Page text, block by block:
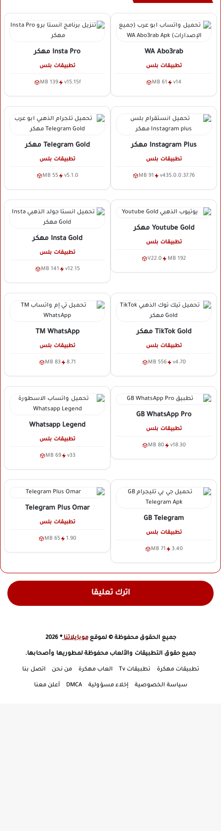
WA Abo3rab
تطبيقات بلس
v14
61 MB
Insta Pro مهكر
تطبيقات بلس
v15.15f
139 MB
Instagram Plus مهكر
تطبيقات بلس
v435.0.0.37.76
91 MB
Telegram Gold مهكر
تطبيقات بلس
v5.1.0
55 MB
Youtube Gold مهكر
تطبيقات بلس
192 MB
V22.0
Insta Gold مهكر
تطبيقات بلس
v12.15
141 MB
TikTok Gold مهكر
تطبيقات بلس
v4.70
556 MB
TM WhatsApp
تطبيقات بلس
8.71
83 MB
GB WhatsApp Pro
تطبيقات بلس
v18.30
80 MB
Whatsapp Legend
تطبيقات بلس
v33
69 MB
GB Telegram
تطبيقات بلس
3.40
71 MB
Telegram Plus Omar
تطبيقات بلس
1.90
65 MB
اترك تعليقا
جميع الحقوق محفوظة © لموقعموبايلاتنا® 2026
جميع حقوق التطبيقات والألعاب محفوظة لمطوريها وأصحابها.
تطبيقات مهكرة تطبيقات Tv العاب مهكرة من نحن اتصل بنا
سياسة الخصوصية إخلاء مسؤولية DMCA أعلن معنا